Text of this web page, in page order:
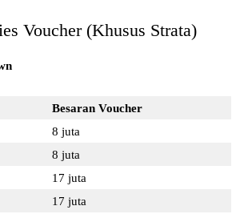
Voucher (Khusus Strata)
Besaran Voucher
8 juta
8 juta
17 juta
17 juta